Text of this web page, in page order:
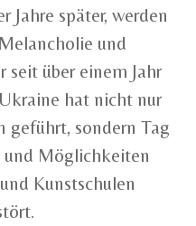
Jahre später, werden
und
über einem Jahr
hat nicht nur
geführt, sondern Tag
und Möglichkeiten
Kunstschulen